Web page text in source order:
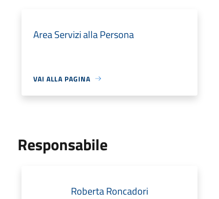
Area Servizi alla Persona
VAI ALLA PAGINA
Responsabile
Roberta Roncadori